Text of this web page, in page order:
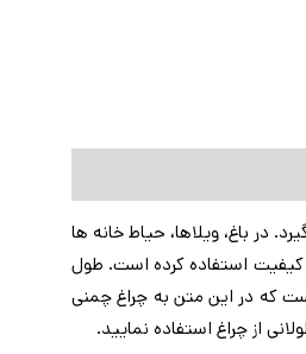
در باغ، ویلاها، حیاط خانه ها
کیفیت استفاده کرده است. طول
که در این متن به چراغ چمنی